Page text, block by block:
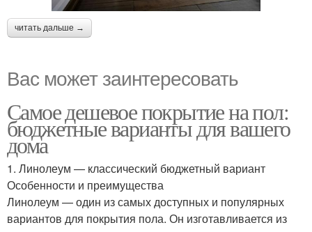
читать дальше →
Вас может заинтересовать
Самое дешевое покрытие на пол:
бюджетные варианты для вашего
дома
1. Линолеум — классический бюджетный вариант
Особенности и преимущества
Линолеум — один из самых доступных и популярных
вариантов для покрытия пола. Он изготавливается из